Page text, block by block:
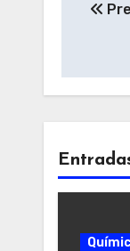
de